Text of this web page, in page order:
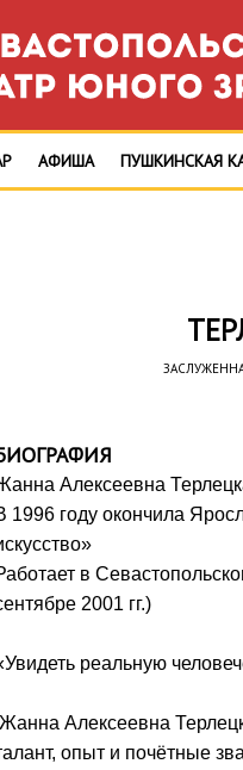
АФИША ПУШКИНСКАЯ
Алексеевна
1996 году окончила
в
2001 гг.)
реальную
Жанна Алексеевна
опыт и почётные